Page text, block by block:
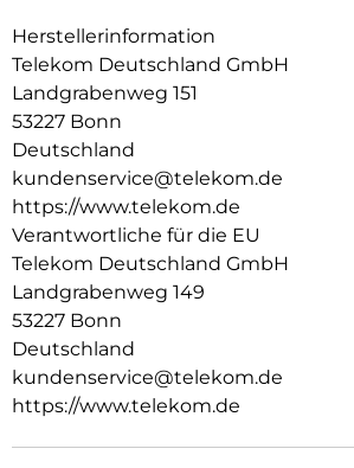
Mobilteile an der Basis angemeldet sind,
Ladegerät. Die Funktionalität wurde ganz
Grundsatz der Einfachheit und hohem
konzipiert. Das große Farbdisplay, die
Tastatur mit Multifunktionstaste (3-Wege
einfache Inbetriebnahme, die intuitive
runden das Kundenerlebnis ab
Herstellerinformation
Telekom Deutschland GmbH
Landgrabenweg 151
53227 Bonn
Deutschland
kundenservice@telekom.de
https://www.telekom.de
Verantwortliche für die EU
Telekom Deutschland GmbH
Landgrabenweg 149
53227 Bonn
Deutschland
kundenservice@telekom.de
https://www.telekom.de